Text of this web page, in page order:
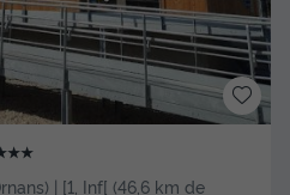
| [1, Inf[ (46,6 km de